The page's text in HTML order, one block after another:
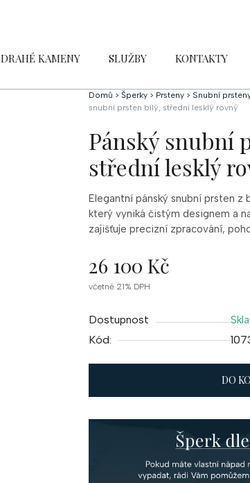
DRAHÉ KAMENY SLUŽBY KONTAKTY
Domů > Šperky > Prsteny > Snubní
snubní prsten bílý, střední lesklý rovný
Pánský snubní
střední lesklý
Elegantní pánský snubní prsten z
který vyniká čistým designem a
zajišťuje precizní zpracování,
26 100 Kč
Měrná
včetně 21% DPH
Dostupnost
Kód:
DO